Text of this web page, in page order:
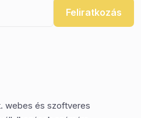
Feliratkozás
webes és szoftveres